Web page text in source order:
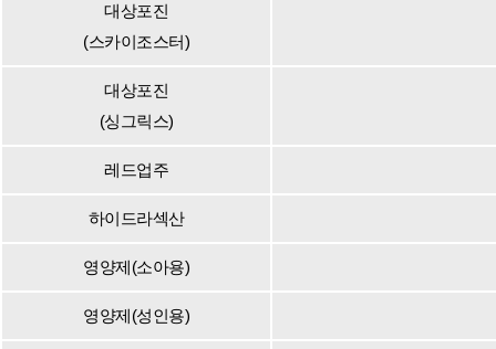
대상포진
(스카이조스터)
대상포진
(싱그릭스)
레드업주
하이드라섹산
영양제(소아용)
영양제(성인용)